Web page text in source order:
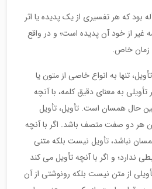
بود که هر تفسیری از یک پدیده یا اثر
از خود آن پدیده است؛ و در واقع
زمان خاص.
تنها به انواع خاصی از متون یا
به معنای دقیق کلمه، با آنچه
حال همسان است. تأویل، تأویل
هر دو صفت متصف باشد. اگر با آنچه
نباشد، تأویل نیست بلکه متنی
ندارد؛ و اگر با آنچه تأویل می کند
از متن نیست بلکه رونوشتی از آن